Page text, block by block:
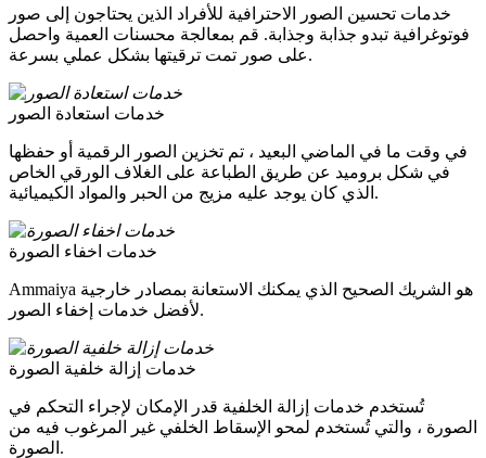
خدمات تحسين الصور الاحترافية للأفراد الذين يحتاجون إلى صور
فوتوغرافية تبدو جذابة وجذابة. قم بمعالجة محسنات العمية واحصل
على صور تمت ترقيتها بشكل عملي بسرعة.
خدمات استعادة الصور
في وقت ما في الماضي البعيد ، تم تخزين الصور الرقمية أو حفظها
في شكل بروميد عن طريق الطباعة على الغلاف الورقي الخاص
الذي كان يوجد عليه مزيج من الحبر والمواد الكيميائية.
خدمات اخفاء الصورة
Ammaiya هو الشريك الصحيح الذي يمكنك الاستعانة بمصادر خارجية
لأفضل خدمات إخفاء الصور.
خدمات إزالة خلفية الصورة
تُستخدم خدمات إزالة الخلفية قدر الإمكان لإجراء التحكم في
الصورة ، والتي تُستخدم لمحو الإسقاط الخلفي غير المرغوب فيه من
الصورة.